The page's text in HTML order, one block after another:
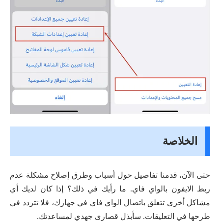
الخلاصة
حتى الآن، قدمنا تفاصيل حول أسباب وطرق إصلاح مشكلة عدم
ربط الايفون بالواي فاي. ما رأيك في ذلك؟ إذا كان لديك أي
مشاكل أخرى تتعلق باتصال الواي فاي في جهازك، فلا تتردد في
طرحها في التعليقات. سأبذل قصارى جهدي لمساعدتك.